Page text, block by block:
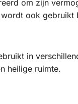
om zijn
ook gebruikt
in
heilige ruimte.